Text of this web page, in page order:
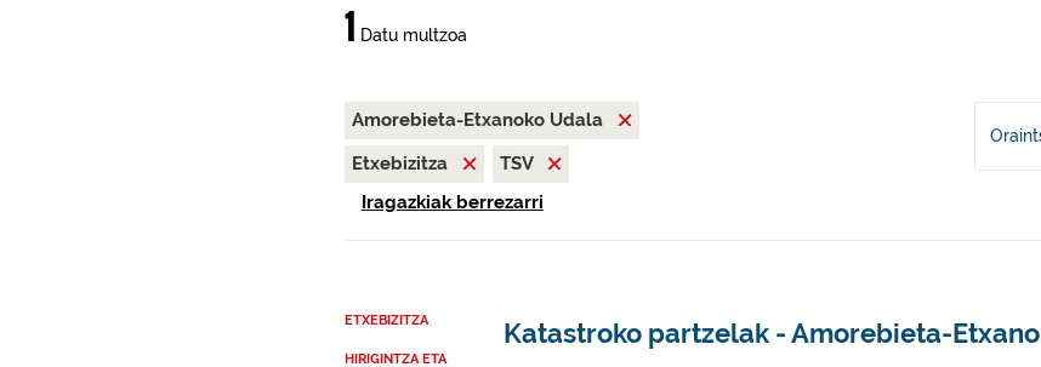
1 Datu multzoa
Amorebieta-Etxanoko Udala
Etxebizitza
TSV
Iragazkiak berrezarri
ETXEBIZITZA
HIRIGINTZA ETA
Katastroko partzelak - Amorebieta-Etxano